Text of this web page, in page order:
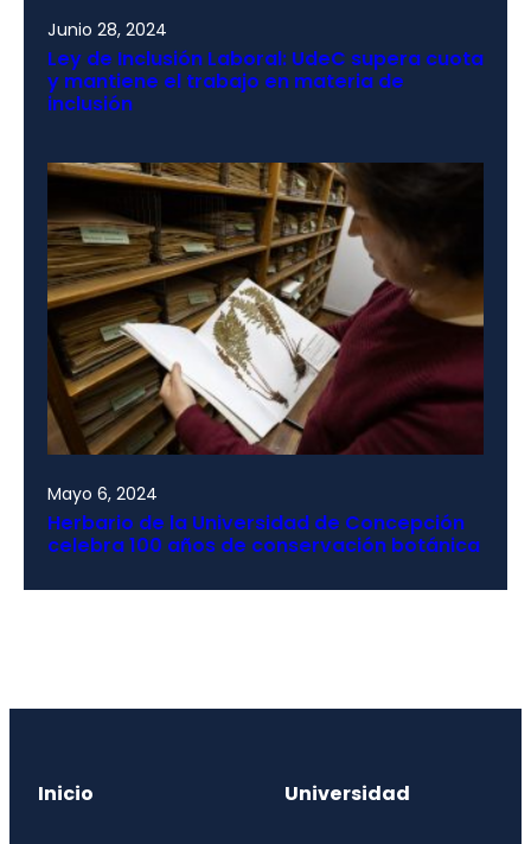
Junio 28, 2024
Ley de Inclusión Laboral: UdeC supera cuota
y mantiene el trabajo en materia de
inclusión
Mayo 6, 2024
Herbario de la Universidad de Concepción
celebra 100 años de conservación botánica
Inicio Universidad